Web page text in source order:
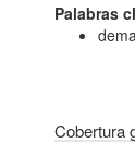
Palabras
Cobertura